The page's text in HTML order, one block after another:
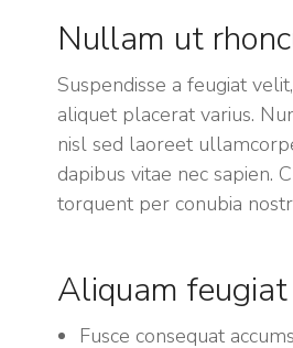
Nullam ut
Suspendisse a feugiat
aliquet placerat varius.
nisl sed laoreet
dapibus vitae nec sapien.
torquent per conubia
Aliquam
Fusce consequat